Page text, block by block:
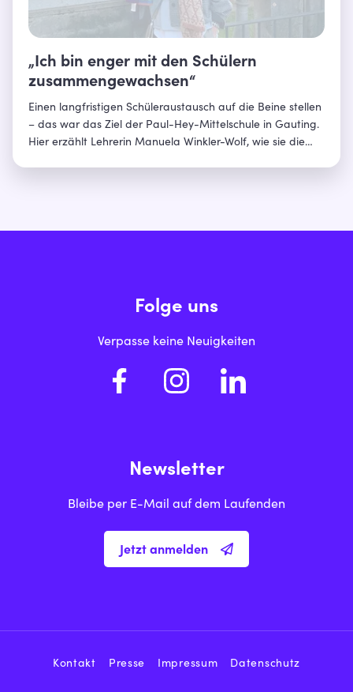
„Ich bin enger mit den Schülern
zusammengewachsen“
Einen langfristigen Schüleraustausch auf die Beine stellen
– das war das Ziel der Paul-Hey-Mittelschule in Gauting.
Hier erzählt Lehrerin Manuela Winkler-Wolf, wie sie die
Folge uns
Verpasse keine Neuigkeiten
Newsletter
Bleibe per E-Mail auf dem Laufenden
Jetzt anmelden
Kontakt Presse Impressum Datenschutz